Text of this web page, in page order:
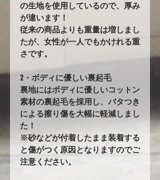
の生地を使用しているので、厚み
が違います！
従来の商品よりも重量は増しまし
たが、女性が一人でもかけれる重
さです。
2・ボディに優しい裏起毛
裏地にはボディに優しいコットン
素材の裏起毛を採用し、バタつき
による擦り傷を大幅に軽減しまし
た！
※砂などが付着したまま装着する
と傷がつく原因となりますのでご
注意ください。